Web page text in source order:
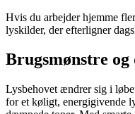
Hvis du arbejder hjemme
lyskilder, der efterligner
Brugsmønstre
Lysbehovet ændrer sig i
for et køligt, energigivende